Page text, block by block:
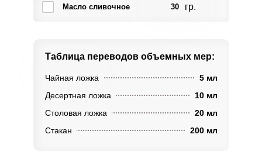
Масло сливочное 30 гр.
Таблица переводов объемных мер:
Чайная ложка
5 мл
Десертная ложка
10 мл
Столовая ложка
20 мл
Стакан
200 мл